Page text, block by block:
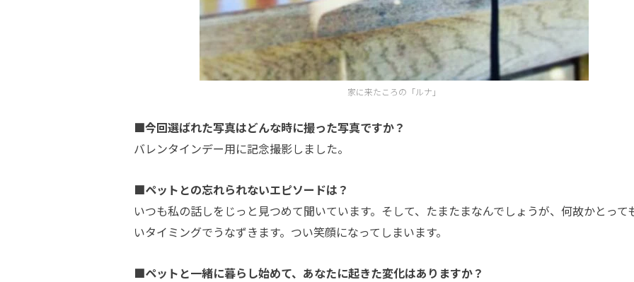
家に来たころの「ルナ」
■今回選ばれた写真はどんな時に撮った写真ですか？
バレンタインデー用に記念撮影しました。
■ペットとの忘れられないエピソードは？
いつも私の話しをじっと見つめて聞いています。そして、たまたまなんでしょうが、何故かとって
いタイミングでうなずきます。つい笑顔になってしまいます。
■ペットと一緒に暮らし始めて、あなたに起きた変化はありますか？